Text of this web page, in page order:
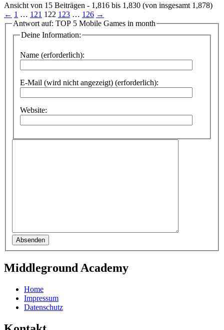
Ansicht von 15 Beiträgen - 1,816 bis 1,830 (von insgesamt 1,878)
← 1 … 121 122 123 … 126 →
Antwort auf: TOP 5 Mobile Games in month
Deine Information:
Name (erforderlich):
E-Mail (wird nicht angezeigt) (erforderlich):
Website:
Absenden
Middleground Academy
Home
Impressum
Datenschutz